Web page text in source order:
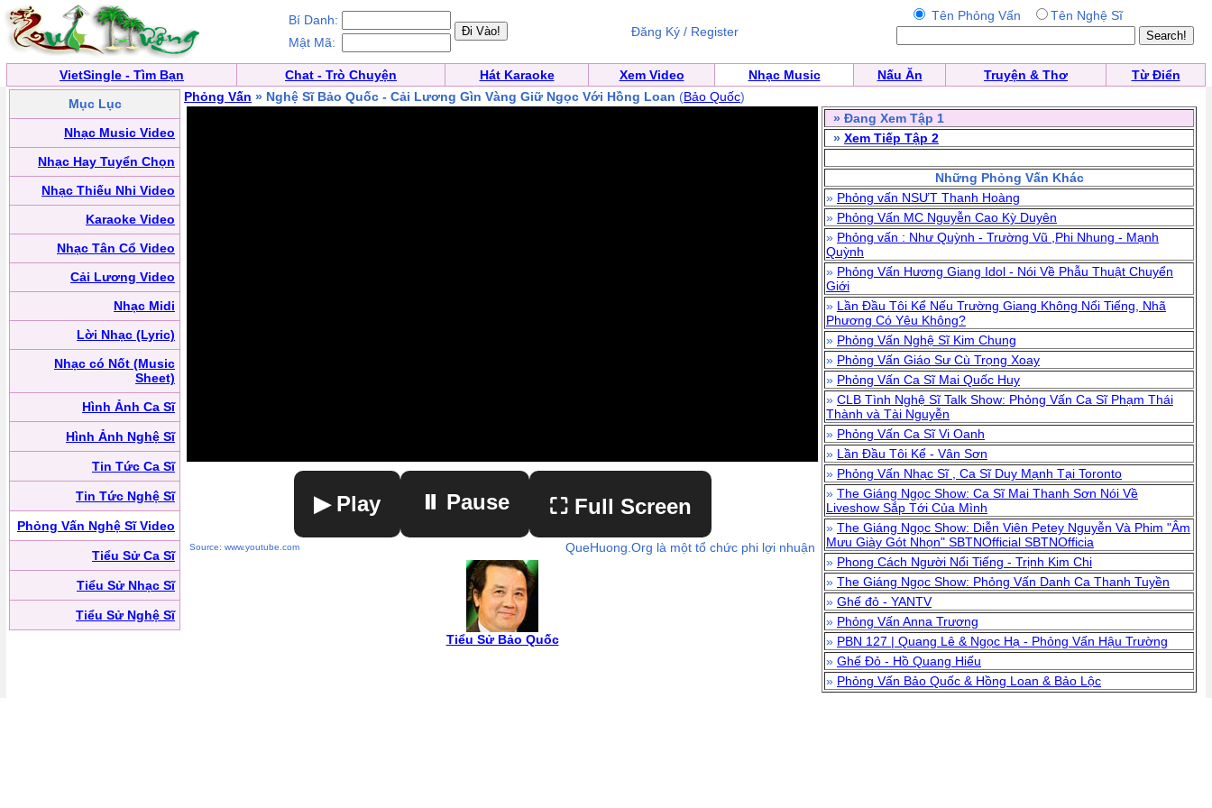
Bí Danh:
Mật Mã:
Đăng Ký / Register
Tên Phỏng Vấn Tên Nghệ Sĩ
VietSingle - Tìm Bạn Chat - Trò Chuyện Hát Karaoke Xem Video Nhạc Music Nấu Ăn Truyện & Thơ
Từ Điển
Mục Lục
Nhạc Music Video
Nhạc Hay Tuyển Chọn
Nhạc Thiếu Nhi Video
Karaoke Video
Nhạc Tân Cổ Video
Cải Lương Video
Nhạc Midi
Lời Nhạc (Lyric)
Nhạc có Nốt (Music
Sheet)
Hình Ảnh Ca Sĩ
Hình Ảnh Nghệ Sĩ
Tin Tức Ca Sĩ
Tin Tức Nghệ Sĩ
Phỏng Vấn Nghệ Sĩ Video
Tiểu Sử Ca Sĩ
Tiểu Sử Nhạc Sĩ
Tiểu Sử Nghệ Sĩ
Phỏng Vấn » Nghệ Sĩ Bảo Quốc - Cải Lương Gìn Vàng Giữ Ngọc Với Hồng Loan (Bảo Quốc)
▶ Play
▶ Play ⏸ Pause ⛶ Full Screen
Source: www.youtube.com QueHuong.Org là một tổ chức phi lợi nhuận
Tiểu Sử Bảo Quốc
» Đang Xem Tập 1
» Xem Tiếp Tập 2
Những Phỏng Vấn Khác
» Phỏng vấn NSƯT Thanh Hoàng
» Phỏng Vấn MC Nguyễn Cao Kỳ Duyên
» Phỏng vấn : Như Quỳnh - Trường Vũ ,Phi Nhung - Mạnh
Quỳnh
» Phỏng Vấn Hương Giang Idol - Nói Về Phẫu Thuật Chuyển
Giới
» Lần Đầu Tôi Kể Nếu Trường Giang Không Nổi Tiếng, Nhã
Phương Có Yêu Không?
» Phỏng Vấn Nghệ Sĩ Kim Chung
» Phỏng Vấn Giáo Sư Cù Trọng Xoay
» Phỏng Vấn Ca Sĩ Mai Quốc Huy
» CLB Tình Nghệ Sĩ Talk Show: Phỏng Vấn Ca Sĩ Phạm Thái
Thành và Tài Nguyễn
» Phỏng Vấn Ca Sĩ Vi Oanh
» Lần Đầu Tôi Kể - Vân Sơn
» Phỏng Vấn Nhạc Sĩ , Ca Sĩ Duy Mạnh Tại Toronto
» The Giáng Ngọc Show: Ca Sĩ Mai Thanh Sơn Nói Về
Liveshow Sắp Tới Của Mình
» The Giáng Ngọc Show: Diễn Viên Petey Nguyễn Và Phim "Âm
Mưu Giày Gót Nhọn" SBTNOfficial SBTNOfficia
» Phong Cách Người Nổi Tiếng - Trịnh Kim Chi
» The Giáng Ngọc Show: Phỏng Vấn Danh Ca Thanh Tuyền
» Ghế đỏ - YANTV
» Phỏng Vấn Anna Trương
» PBN 127 | Quang Lê & Ngọc Hạ - Phỏng Vấn Hậu Trường
» Ghế Đỏ - Hồ Quang Hiếu
» Phỏng Vấn Bảo Quốc & Hồng Loan & Bảo Lộc